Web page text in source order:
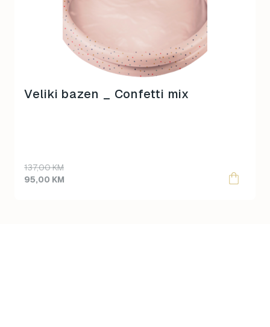
Veliki bazen _ Confetti mix
137,00KM
Original
price
95,00 KM
Current
price